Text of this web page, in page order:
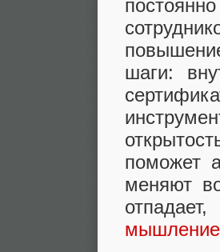
шаги:
поможет
меняют
мышление